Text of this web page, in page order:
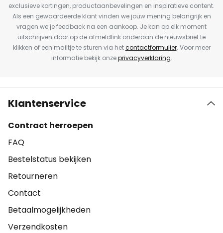
exclusieve kortingen, productaanbevelingen en inspiratieve content.
Als een gewaardeerde klant vinden we jouw mening belangrijk en
vragen we je feedback na een aankoop. Je kan op elk moment
uitschrijven door op de afmeldlink onderaan de nieuwsbrief te
klikken of een mailtje te sturen via hetcontactformulier. Voor meer
informatie bekijk onzeprivacyverklaring.
Klantenservice
Contract herroepen
FAQ
Bestelstatus bekijken
Retourneren
Contact
Betaalmogelijkheden
Verzendkosten